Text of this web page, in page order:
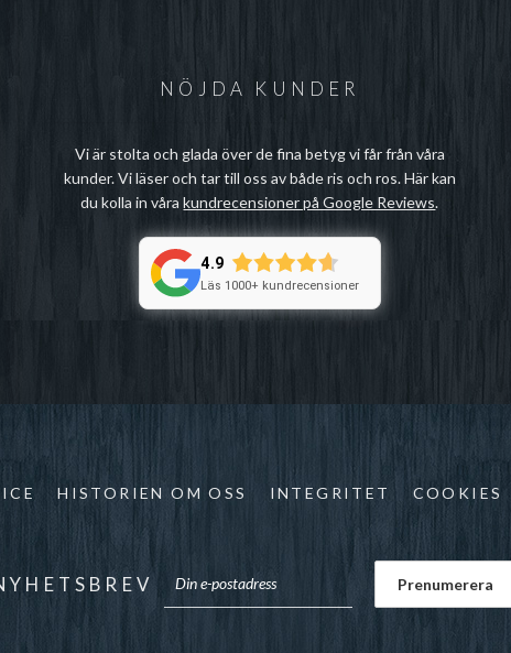
NÖJDA KUNDER
Vi är stolta och glada över de fina betyg vi får från våra
kunder. Vi läser och tar till oss av både ris och ros. Här kan
du kolla in vårakundrecensioner på Google Reviews.
4.9
Läs 1000+ kundrecensioner
HISTORIEN OM OSS INTEGRITET COOKIES